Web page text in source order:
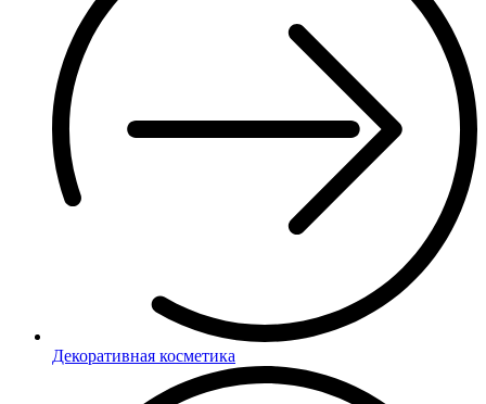
Декоративная косметика